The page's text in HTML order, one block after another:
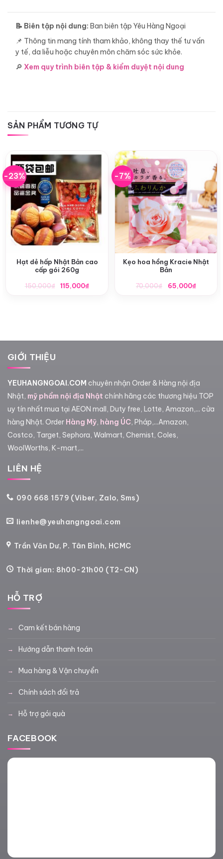
📝 Biên tập nội dung: Ban biên tập Yêu Hàng Ngoại
📌 Thông tin mang tính tham khảo, không thay thế tư vấn
y tế, da liễu hoặc chuyên môn chăm sóc sức khỏe.
🔎 Xem quy trình biên tập & kiểm duyệt nội dung
SẢN PHẨM TƯƠNG TỰ
-23%
Hạt dẻ hấp Nhật Bản cao
cấp gói 260g
150,000₫
Giá
115,000₫Giá
-7%
Kẹo hoa hồng Kracie Nhật
Bản
70,000₫
Giá
65,000₫Giá
GIỚI THIỆU
YEUHANGNGOAI.COM chuyên nhận Order & Hàng nội địa
Nhật, mỹ phẩm nội địa Nhật chính hãng các thương hiệu TOP
uy tín nhất mua tại AEON mall, Duty free, Lotte, Amazon,... cửa
hàng Nhật. Order Hàng Mỹ, hàng ÚC, Pháp,...Amazon,
Costco, Target, Sephora, Walmart, Chemist, Coles,
WoolWorths, K-mart,...
LIÊN HỆ
090 668 1579 (Viber, Zalo, Sms)
lienhe@yeuhangngoai.com
Trần Văn Dư, P. Tân Bình, HCMC
Thời gian: 8h00-21h00 (T2-CN)
HỖ TRỢ
Cam kết bán hàng
Hướng dẫn thanh toán
Mua hàng & Vận chuyển
Chính sách đổi trả
Hỗ trợ gói quà
FACEBOOK